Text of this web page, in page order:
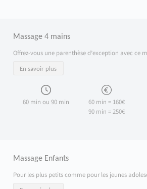
Massage 4 mains
Offrez-vous une parenthèse d’exception avec
En savoir plus
60 min ou 90 min
60 min = 160€
90 min = 250€
Massage Enfants
Pour les plus petits comme pour les jeunes